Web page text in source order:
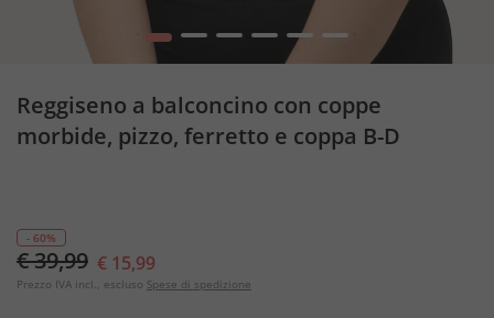
1 2 3 4 5 6
Reggiseno a balconcino con coppe
morbide, pizzo, ferretto e coppa B-D
- 60%
€ 39,99 € 15,99
Prezzo IVA incl., escluso Spese di spedizione